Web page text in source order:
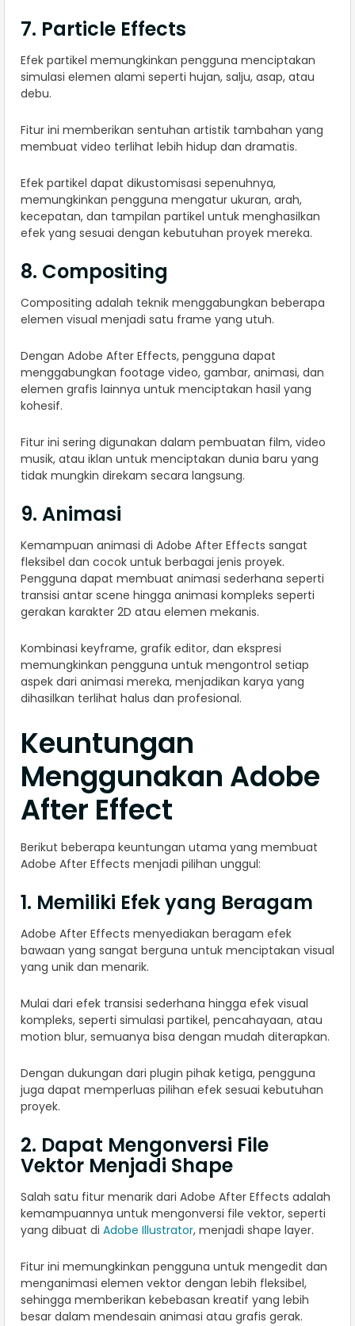
7. Particle Effects
Efek partikel memungkinkan pengguna menciptakan
simulasi elemen alami seperti hujan, salju, asap, atau
debu.
Fitur ini memberikan sentuhan artistik tambahan yang
membuat video terlihat lebih hidup dan dramatis.
Efek partikel dapat dikustomisasi sepenuhnya,
memungkinkan pengguna mengatur ukuran, arah,
kecepatan, dan tampilan partikel untuk menghasilkan
efek yang sesuai dengan kebutuhan proyek mereka.
8. Compositing
Compositing adalah teknik menggabungkan beberapa
elemen visual menjadi satu frame yang utuh.
Dengan Adobe After Effects, pengguna dapat
menggabungkan footage video, gambar, animasi, dan
elemen grafis lainnya untuk menciptakan hasil yang
kohesif.
Fitur ini sering digunakan dalam pembuatan film, video
musik, atau iklan untuk menciptakan dunia baru yang
tidak mungkin direkam secara langsung.
9. Animasi
Kemampuan animasi di Adobe After Effects sangat
fleksibel dan cocok untuk berbagai jenis proyek.
Pengguna dapat membuat animasi sederhana seperti
transisi antar scene hingga animasi kompleks seperti
gerakan karakter 2D atau elemen mekanis.
Kombinasi keyframe, grafik editor, dan ekspresi
memungkinkan pengguna untuk mengontrol setiap
aspek dari animasi mereka, menjadikan karya yang
dihasilkan terlihat halus dan profesional.
Keuntungan
Menggunakan Adobe
After Effect
Berikut beberapa keuntungan utama yang membuat
Adobe After Effects menjadi pilihan unggul:
1. Memiliki Efek yang Beragam
Adobe After Effects menyediakan beragam efek
bawaan yang sangat berguna untuk menciptakan visual
yang unik dan menarik.
Mulai dari efek transisi sederhana hingga efek visual
kompleks, seperti simulasi partikel, pencahayaan, atau
motion blur, semuanya bisa dengan mudah diterapkan.
Dengan dukungan dari plugin pihak ketiga, pengguna
juga dapat memperluas pilihan efek sesuai kebutuhan
proyek.
2. Dapat Mengonversi File
Vektor Menjadi Shape
Salah satu fitur menarik dari Adobe After Effects adalah
kemampuannya untuk mengonversi file vektor, seperti
yang dibuat di Adobe Illustrator, menjadi shape layer.
Fitur ini memungkinkan pengguna untuk mengedit dan
menganimasi elemen vektor dengan lebih fleksibel,
sehingga memberikan kebebasan kreatif yang lebih
besar dalam mendesain animasi atau grafis gerak.